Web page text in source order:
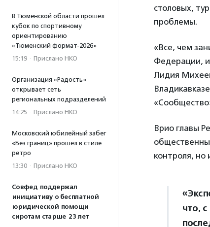
В Тюменской области прошел
кубок по спортивному
ориентированию
«Тюменский формат-2026»
15:19 · Прислано НКО
Организация «Радость»
открывает сеть
региональных подразделений
14:25 · Прислано НКО
Московский юбилейный забег
«Без границ» прошел в стиле
ретро
13:30 · Прислано НКО
Совфед поддержал
инициативу о бесплатной
юридической помощи
сиротам старше 23 лет
столовых,
проблемы.
«Все, чем
Федерации,
Лидия
Врио главы
контроля, но
что,